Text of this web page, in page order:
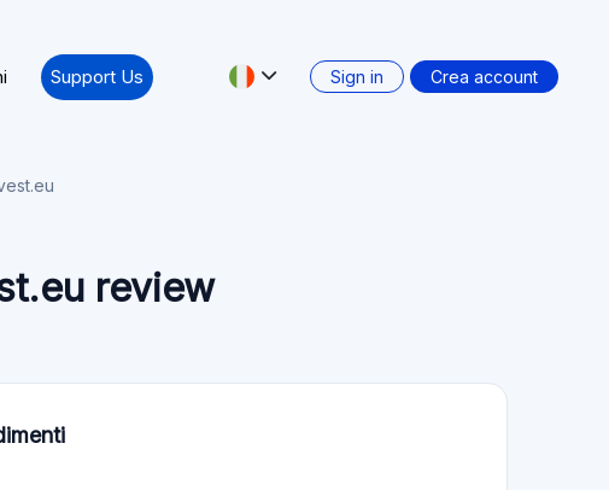
Support Us Sign in Crea account
review